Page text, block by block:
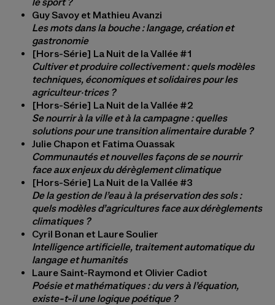
Guy Savoy et Mathieu Avanzi
Les mots dans la bouche : langage, création et
gastronomie
[Hors-Série] La Nuit de la Vallée #1
Cultiver et produire collectivement : quels modèles
techniques, économiques et solidaires pour les
agriculteur·trices ?
[Hors-Série] La Nuit de la Vallée #2
Se nourrir à la ville et à la campagne : quelles
solutions pour une transition alimentaire durable ?
Julie Chapon et Fatima Ouassak
Communautés et nouvelles façons de se nourrir
face aux enjeux du dérèglement climatique
[Hors-Série] La Nuit de la Vallée #3
De la gestion de l’eau à la préservation des sols :
quels modèles d’agricultures face aux dérèglements
climatiques ?
Cyril Bonan et Laure Soulier
Intelligence artificielle, traitement automatique du
langage et humanités
Laure Saint-Raymond et Olivier Cadiot
Poésie et mathématiques : du vers à l’équation,
existe-t-il une logique poétique ?